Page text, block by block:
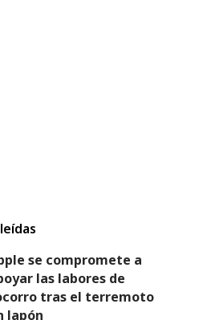
se compromete a
las labores de
tras el terremoto
Japón